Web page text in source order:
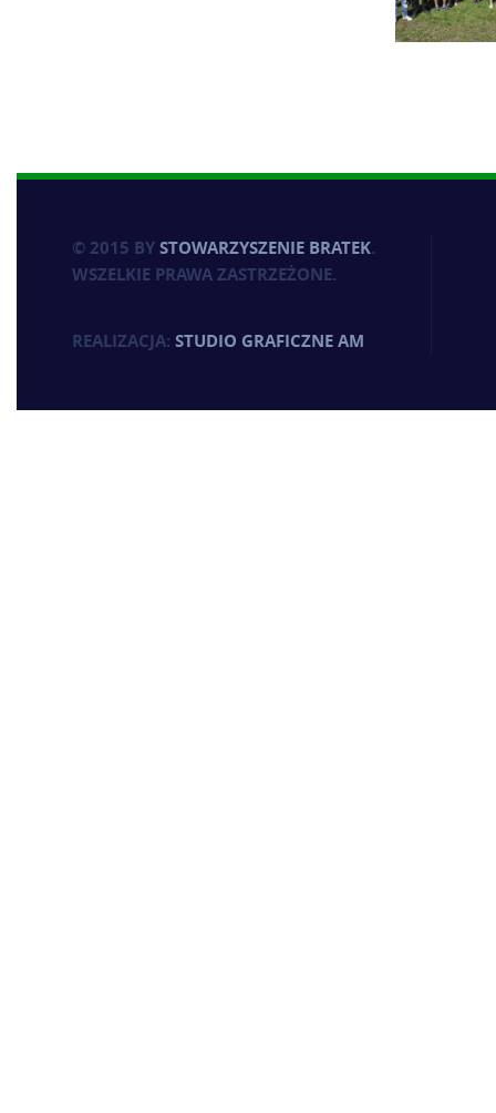
© 2015 BYSTOWARZYSZENIE BRATEK.
WSZELKIE PRAWA ZASTRZEŻONE.
REALIZACJA: STUDIO GRAFICZNE AM